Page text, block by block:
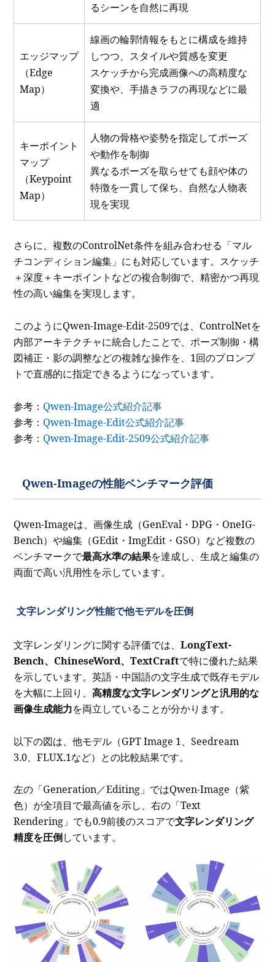
るシーンを自然に再現
エッジマップ
（Edge
Map）
線画の輪郭情報をもとに構成を維持
しつつ、スタイルや質感を変更
スケッチから完成画像への高精度な
変換や、手描きラフの再現などに最
適
キーポイント
マップ
（Keypoint
Map）
人物の骨格や姿勢を指定してポーズ
や動作を制御
異なるポーズを取らせても顔や体の
特徴を一貫して保ち、自然な人物表
現を実現
さらに、複数のControlNet条件を組み合わせる「マル
チコンディション編集」にも対応しています。スケッチ
＋深度＋キーポイントなどの複合制御で、精密かつ再現
性の高い編集を実現します。
このようにQwen-Image-Edit-2509では、ControlNetを
内部アーキテクチャに統合したことで、ポーズ制御・構
図補正・影の調整などの複雑な操作を、1回のプロンプ
トで直感的に指定できるようになっています。
参考： Qwen-Image公式紹介記事
参考： Qwen-Image-Edit公式紹介記事
参考： Qwen-Image-Edit-2509公式紹介記事
Qwen-Imageの性能ベンチマーク評価
Qwen-Imageは、画像生成（GenEval・DPG・OneIG-
Bench）や編集（GEdit・ImgEdit・GSO）など複数の
ベンチマークで最高水準の結果を達成し、生成と編集の
両面で高い汎用性を示しています。
文字レンダリング性能で他モデルを圧倒
文字レンダリングに関する評価では、LongText-
Bench、ChineseWord、TextCraftで特に優れた結果
を示しています。英語・中国語の文字生成で既存モデル
を大幅に上回り、高精度な文字レンダリングと汎用的な
画像生成能力を両立していることが分かります。
以下の図は、他モデル（GPT Image 1、Seedream
3.0、FLUX.1など）との比較結果です。
左の「Generation／Editing」ではQwen-Image（紫
色）が全項目で最高値を示し、右の「Text
Rendering」でも0.9前後のスコアで文字レンダリング
精度を圧倒しています。